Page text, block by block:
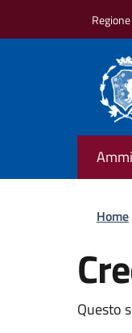
Home
Questo